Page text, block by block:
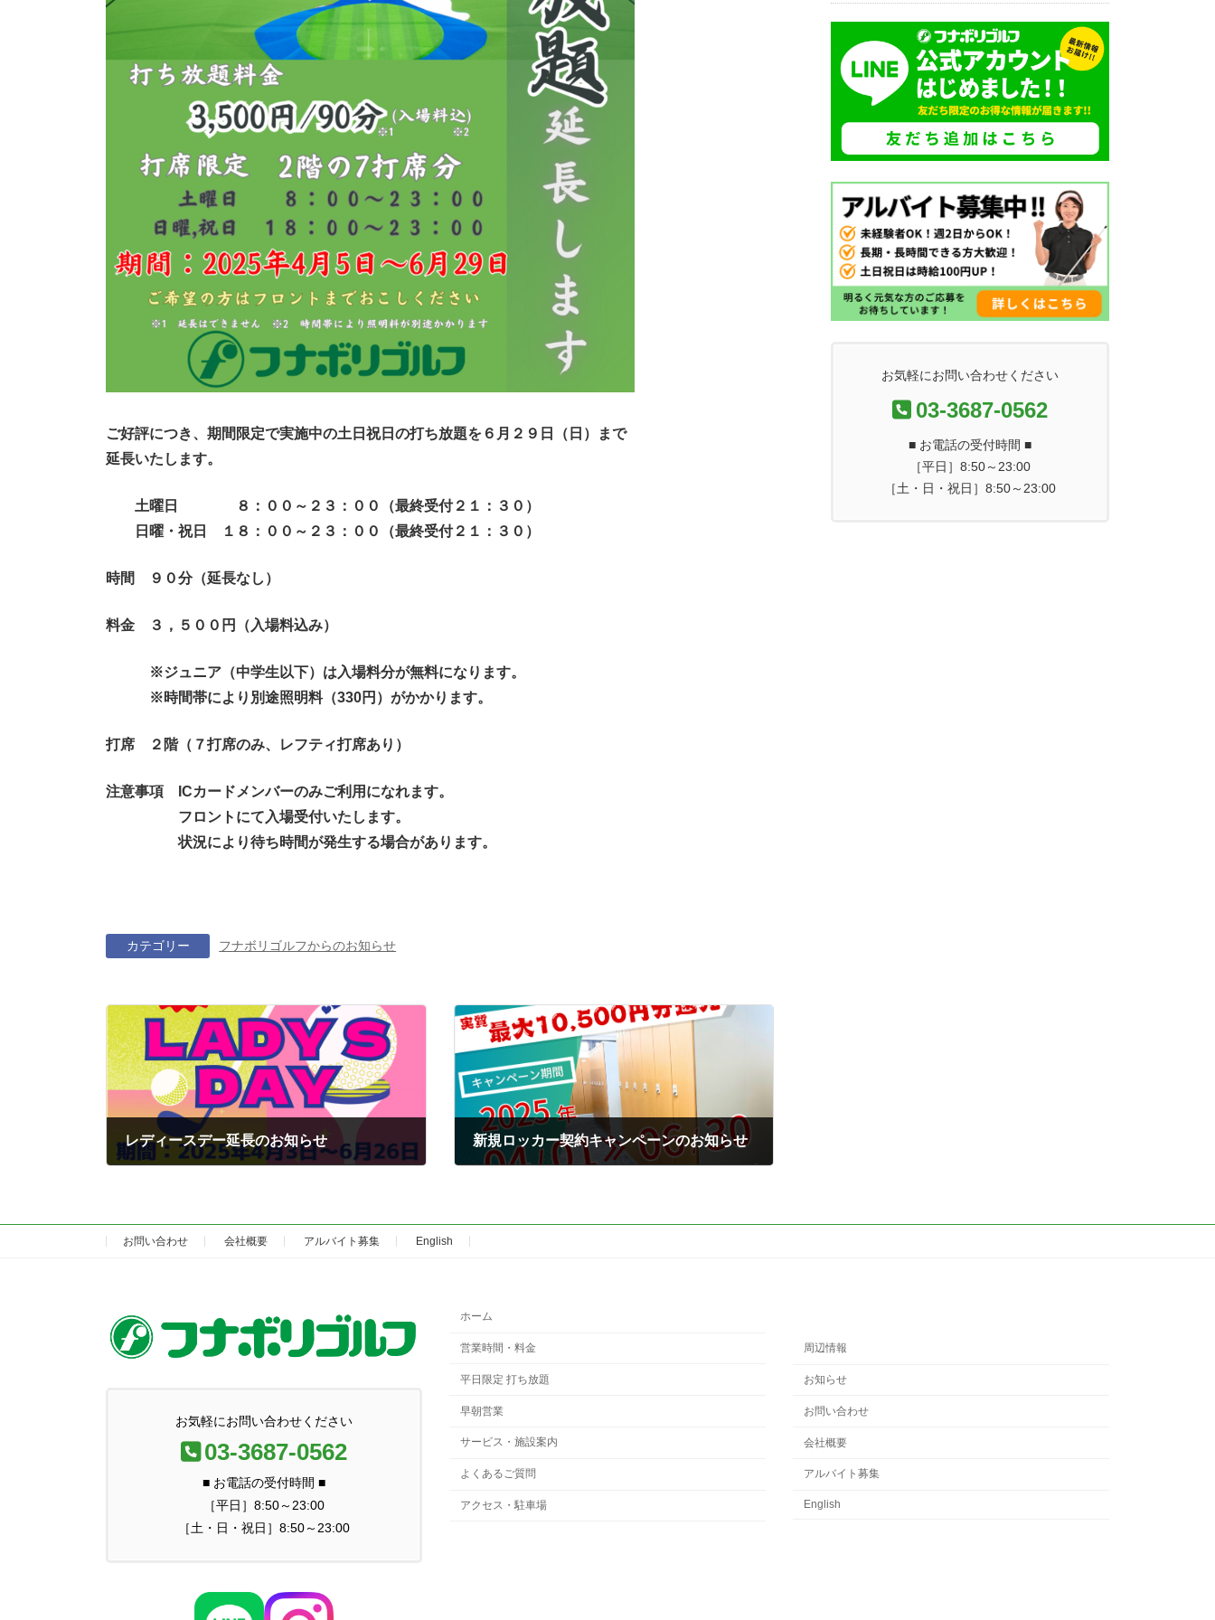
ご好評につき、期間限定で実施中の土日祝日の打ち放題を６月２９日（日）まで
延長いたします。
土曜日 ８：００～２３：００（最終受付２１：３０）
日曜・祝日 １８：００～２３：００（最終受付２１：３０）
時間 ９０分（延長なし）
料金 ３，５００円（入場料込み）
※ジュニア（中学生以下）は入場料分が無料になります。
※時間帯により別途照明料（330円）がかかります。
打席 ２階（７打席のみ、レフティ打席あり）
注意事項 ICカードメンバーのみご利用になれます。
フロントにて入場受付いたします。
状況により待ち時間が発生する場合があります。
カテゴリー フナボリゴルフからのお知らせ
レディースデー延長のお知らせ 新規ロッカー契約キャンペーンのお知らせ
お気軽にお問い合わせください
03-3687-0562
■ お電話の受付時間 ■
［平日］8:50～23:00
［土・日・祝日］8:50～23:00
お問い合わせ 会社概要 アルバイト募集 English
お気軽にお問い合わせください
03-3687-0562
■ お電話の受付時間 ■
［平日］8:50～23:00
［土・日・祝日］8:50～23:00
ホーム
営業時間・料金
平日限定 打ち放題
早朝営業
サービス・施設案内
よくあるご質問
アクセス・駐車場
周辺情報
お知らせ
お問い合わせ
会社概要
アルバイト募集
English